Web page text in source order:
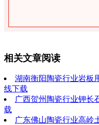
相关文章阅读
湖南衡阳陶瓷行业岩板
线下载
广西贺州陶瓷行业钾长
载
广东佛山陶瓷行业高岭